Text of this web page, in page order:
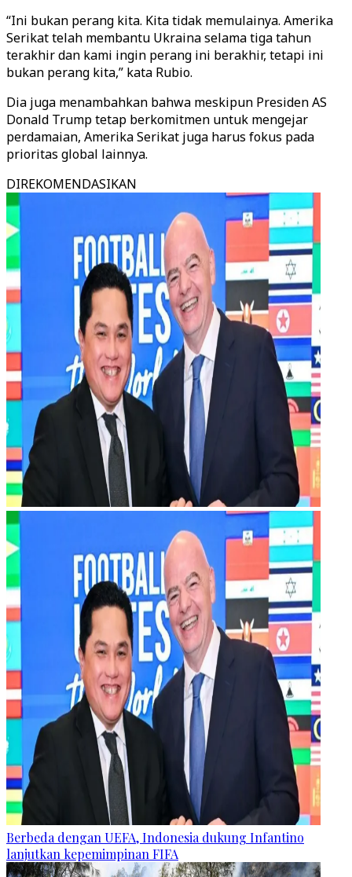
“Ini bukan perang kita. Kita tidak memulainya. Amerika
Serikat telah membantu Ukraina selama tiga tahun
terakhir dan kami ingin perang ini berakhir, tetapi ini
bukan perang kita,” kata Rubio.
Dia juga menambahkan bahwa meskipun Presiden AS
Donald Trump tetap berkomitmen untuk mengejar
perdamaian, Amerika Serikat juga harus fokus pada
prioritas global lainnya.
DIREKOMENDASIKAN
Berbeda dengan UEFA, Indonesia dukung Infantino
lanjutkan kepemimpinan FIFA